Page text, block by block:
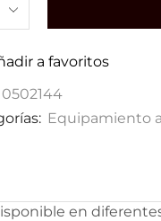
a favoritos
0502144
Equipamiento
en